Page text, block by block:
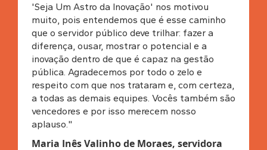
'Seja Um Astro da Inovação' nos motivou
muito, pois entendemos que é esse caminho
que o servidor público deve trilhar: fazer a
diferença, ousar, mostrar o potencial e a
inovação dentro de que é capaz na gestão
pública. Agradecemos por todo o zelo e
respeito com que nos trataram e, com certeza,
a todas as demais equipes. Vocês também são
vencedores e por isso merecem nosso
aplauso."
Maria Inês Valinho de Moraes, servidora